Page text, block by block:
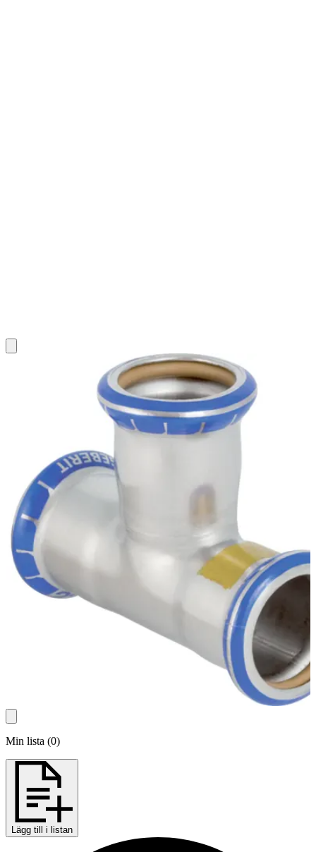
Min lista (0)
Lägg till i listan